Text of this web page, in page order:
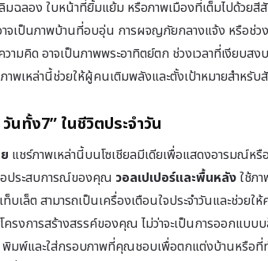
มฉลอง ใบหน้าที่ยิ้มแย้ม หรือภาพเมืองที่เต็มไปด้วยสี
าจเป็นภาพบ้านที่อบอุ่น การผจญภัยกลางแจ้ง หรือช่ว
ามคิด อาจเป็นภาพพระอาทิตย์ตก ช่วงเวลาที่เงียบส
าพเหล่านี้ช่วยให้ผู้คนเติมพลังและตั้งเป้าหมายสำหรับ
นทั้ง7” ในชีวิตประจำวัน
แชร์ภาพเหล่านี้บนโซเชียลมีเดียเพื่อแสดงอารมณ์ห
ประสบการณ์ของคุณ วอลเปเปอร์และพื้นหลังใช้ภ
บเล็ต สามารถเป็นเครื่องเตือนใจประจำวันและช่วย
ครงการสร้างสรรค์ของคุณ ไม่ว่าจะเป็นการออกแบ
พิมพ์และใส่กรอบภาพที่คุณชอบเพื่อตกแต่งบ้านหรือที่ท